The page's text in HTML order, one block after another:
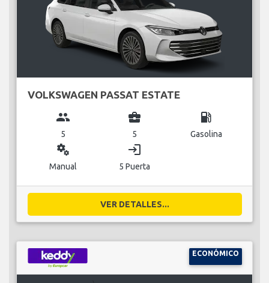
VOLKSWAGEN PASSAT ESTATE
group
5
business_center
5
local_gas_station
Gasolina
miscellaneous_services
Manual
login
5 Puerta
VER DETALLES...
ECONÓMICO